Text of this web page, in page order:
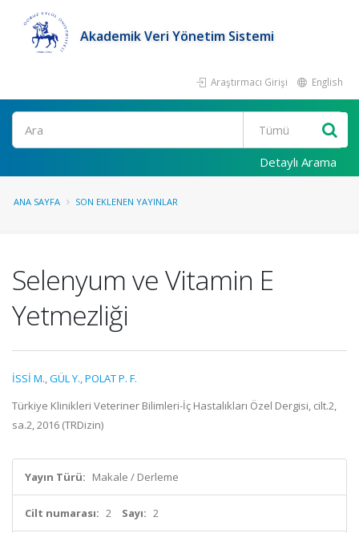
Akademik Veri Yönetim Sistemi
Araştırmacı Girişi English
Ara
Detaylı Arama
ANA SAYFA SON EKLENEN YAYINLAR
Selenyum ve Vitamin E
Yetmezliği
İSSİ M.,GÜL Y.,POLAT P. F.
Türkiye Klinikleri Veteriner Bilimleri-İç Hastalıkları Özel Dergisi, cilt.2,
sa.2, 2016 (TRDizin)
Yayın Türü: Makale / Derleme
Cilt numarası: 2 Sayı: 2